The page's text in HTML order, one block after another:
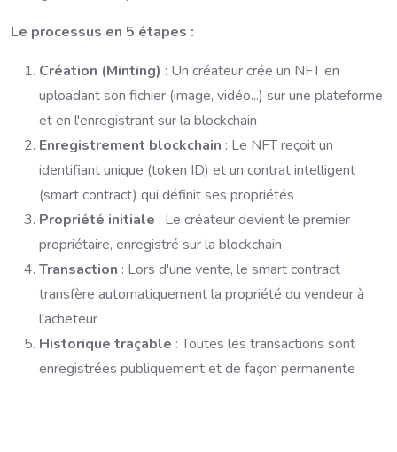
Le processus en 5 étapes :
Création (Minting) : Un créateur crée un NFT en
uploadant son fichier (image, vidéo...) sur une plateforme
et en l'enregistrant sur la blockchain
Enregistrement blockchain : Le NFT reçoit un
identifiant unique (token ID) et un contrat intelligent
(smart contract) qui définit ses propriétés
Propriété initiale : Le créateur devient le premier
propriétaire, enregistré sur la blockchain
Transaction : Lors d'une vente, le smart contract
transfère automatiquement la propriété du vendeur à
l'acheteur
Historique traçable : Toutes les transactions sont
enregistrées publiquement et de façon permanente